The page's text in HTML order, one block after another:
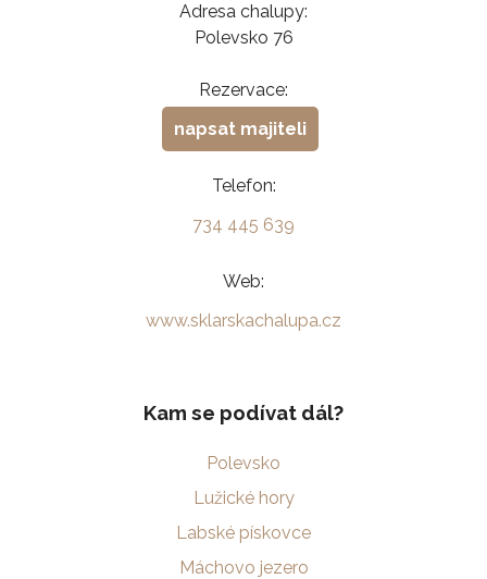
Adresa chalupy:
Polevsko 76
Rezervace:
napsat majiteli
Telefon:
734 445 639
Web:
www.sklarskachalupa.cz
Kam se podívat dál?
Polevsko
Lužické hory
Labské pískovce
Máchovo jezero